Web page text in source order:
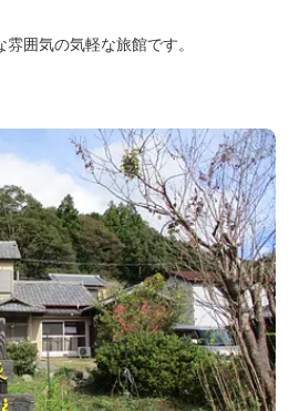
囲気の気軽な旅館です。